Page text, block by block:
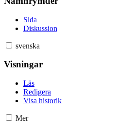
Sida
Diskussion
svenska
Visningar
Läs
Redigera
Visa historik
Mer